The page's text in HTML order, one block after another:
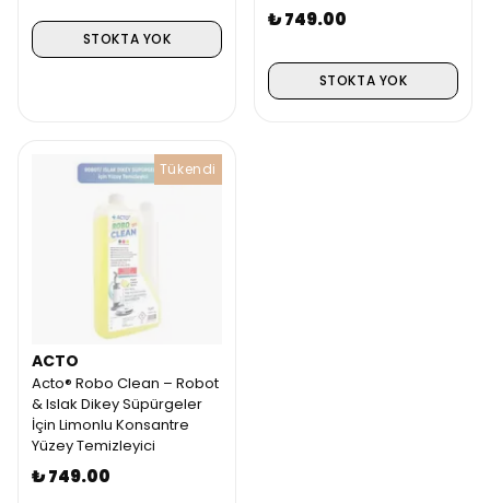
STOKTA YOK
₺ 749.00
STOKTA YOK
Tükendi
ACTO
Acto® Robo Clean – Robot
& Islak Dikey Süpürgeler
İçin Limonlu Konsantre
Yüzey Temizleyici
₺ 749.00